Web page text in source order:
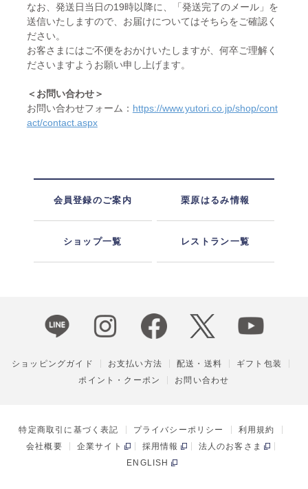
なお、発送日当日の19時以降に、「発送完了のメール」を
送信いたしますので、お届けについてはそちらをご確認く
ださい。
お客さまにはご不便をおかけいたしますが、何卒ご理解く
ださいますようお願い申し上げます。
＜お問い合わせ＞
お問い合わせフォーム： https://www.yutori.co.jp/shop/cont
act/contact.aspx
会員登録のご案内 栗原はるみ情報
ショップ一覧 レストラン一覧
ショッピングガイド お支払い方法 配送・送料
ギフト包装
ポイント・クーポン
お問い合わせ
特定商取引に基づく表記 プライバシーポリシー
利用規約
会社概要
企業サイト 採用情報
法人のお客さま
ENGLISH